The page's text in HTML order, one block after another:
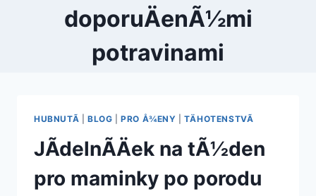
doporuÄenÃ½mi
potravinami
HUBNUTÃ­ BLOG |PRO Å¾ENY |TÄHOTENSTVÃ­
JÃ­delnÃ­Äek na tÃ½den
pro maminky po porodu